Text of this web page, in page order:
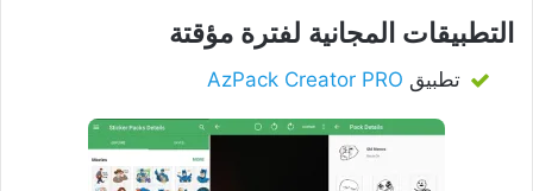
التطبيقات المجانية لفترة مؤقتة
تطبيق AzPack Creator PRO